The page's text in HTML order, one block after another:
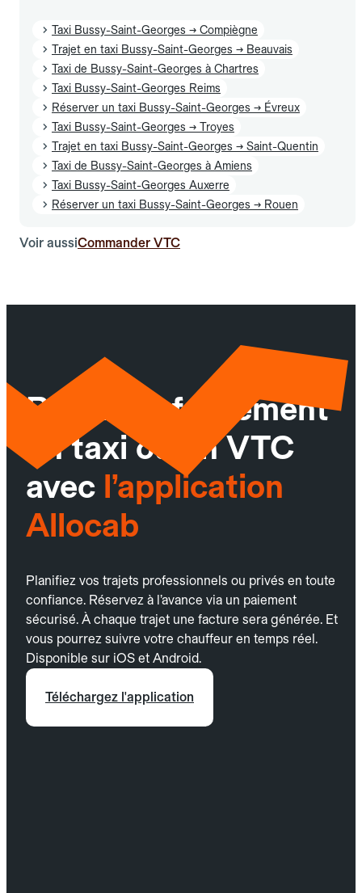
Taxi Bussy-Saint-Georges → Compiègne
Trajet en taxi Bussy-Saint-Georges → Beauvais
Taxi de Bussy-Saint-Georges à Chartres
Taxi Bussy-Saint-Georges Reims
Réserver un taxi Bussy-Saint-Georges → Évreux
Taxi Bussy-Saint-Georges → Troyes
Trajet en taxi Bussy-Saint-Georges → Saint-Quentin
Taxi de Bussy-Saint-Georges à Amiens
Taxi Bussy-Saint-Georges Auxerre
Réserver un taxi Bussy-Saint-Georges → Rouen
Voir aussiCommander VTC
Réservez facilement
un taxi ou un VTC
avec l’application
Allocab
Planifiez vos trajets professionnels ou privés en toute
confiance. Réservez à l’avance via un paiement
sécurisé. À chaque trajet une facture sera générée. Et
vous pourrez suivre votre chauffeur en temps réel.
Disponible sur iOS et Android.
Téléchargez l'application